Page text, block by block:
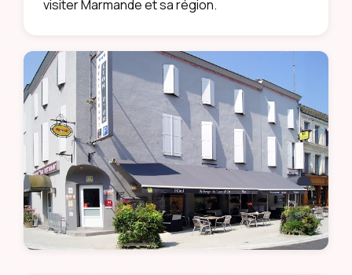
visiter Marmande et sa région.